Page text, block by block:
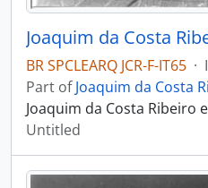
Joaquim da Costa
BR SPCLEARQ JCR-F-IT65 ·
Part ofJoaquim da Costa
Joaquim da Costa Ribeiro
Untitled